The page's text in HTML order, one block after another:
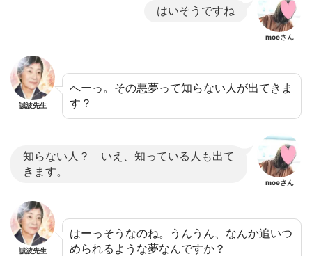
はいそうですね
moeさん
誠波先生
へーっ。その悪夢って知らない人が出てきま
す？
知らない人？ いえ、知っている人も出て
きます。
moeさん
誠波先生
はーっそうなのね。うんうん、なんか追いつ
められるような夢なんですか？